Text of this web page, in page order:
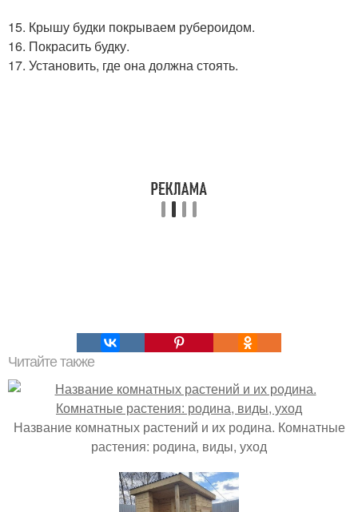
15. Крышу будки покрываем рубероидом.
16. Покрасить будку.
17. Установить, где она должна стоять.
Читайте также
Название комнатных растений и их родина. Комнатные
растения: родина, виды, уход